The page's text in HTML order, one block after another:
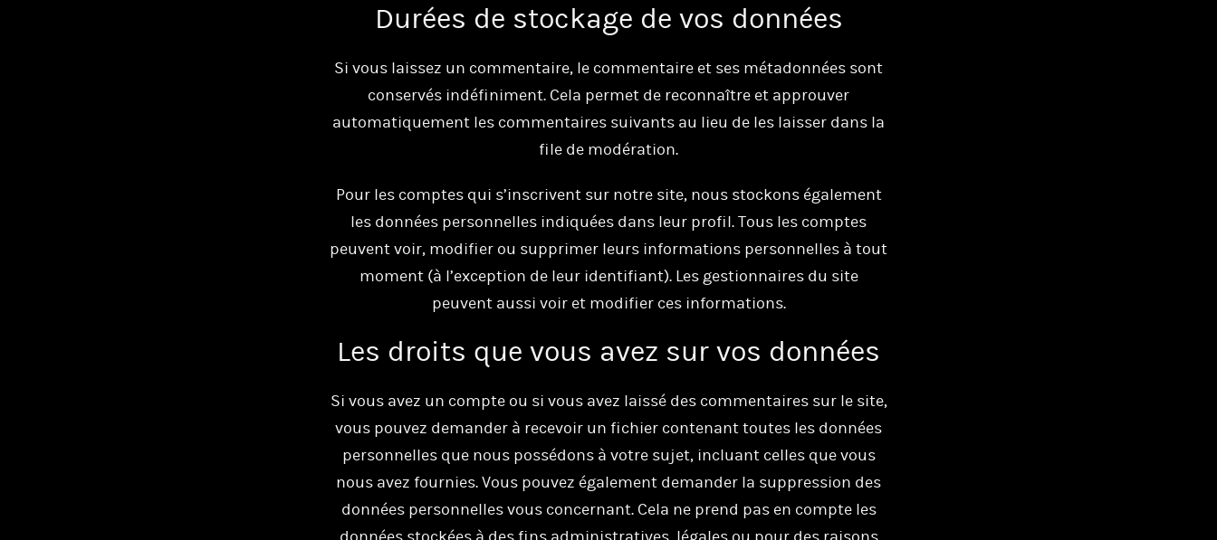
Durées de stockage de vos données
Si vous laissez un commentaire, le commentaire et ses métadonnées sont
conservés indéfiniment. Cela permet de reconnaître et approuver
automatiquement les commentaires suivants au lieu de les laisser dans la
file de modération.
Pour les comptes qui s’inscrivent sur notre site, nous stockons également
les données personnelles indiquées dans leur profil. Tous les comptes
peuvent voir, modifier ou supprimer leurs informations personnelles à tout
moment (à l’exception de leur identifiant). Les gestionnaires du site
peuvent aussi voir et modifier ces informations.
Les droits que vous avez sur vos données
Si vous avez un compte ou si vous avez laissé des commentaires sur le site,
vous pouvez demander à recevoir un fichier contenant toutes les données
personnelles que nous possédons à votre sujet, incluant celles que vous
nous avez fournies. Vous pouvez également demander la suppression des
données personnelles vous concernant. Cela ne prend pas en compte les